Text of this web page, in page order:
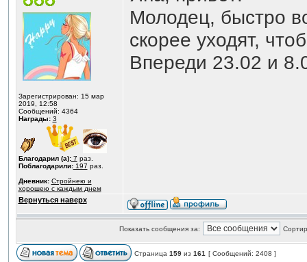
Зарегистрирован: 15 мар
2019, 12:58
Сообщений: 4364
Награды: 3
Благодарил (а):7 раз.
Поблагодарили:197 раз.
Дневник: Стройнею и
хорошею с каждым днем
Молодец, быстро
скорее уходят,
Впереди 23.02 и
Вернуться наверх
Показать сообщения за:
Страница 159из 161 [ Сообщений: 2408 ]